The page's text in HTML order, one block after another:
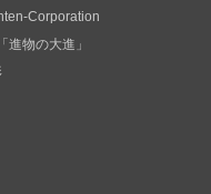
Corporation
物の大進」